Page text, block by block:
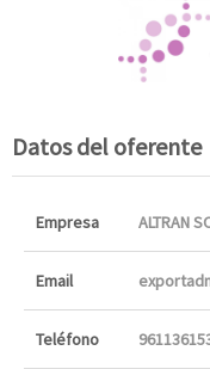
Datos del oferente
Empresa ALTRAN
Email
Teléfono